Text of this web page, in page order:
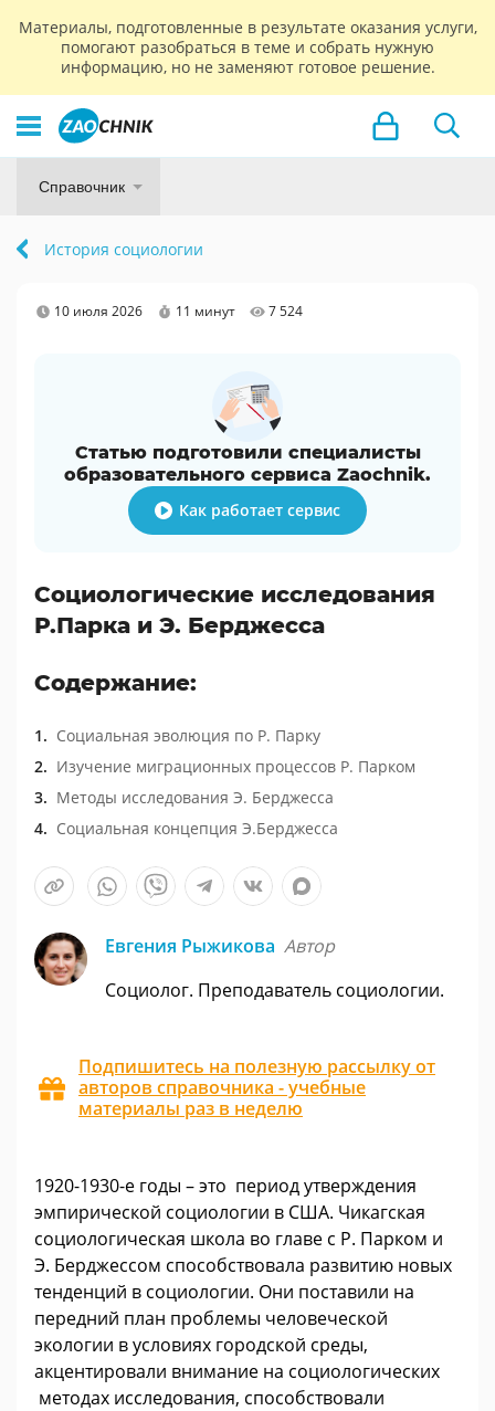
Материалы, подготовленные в результате оказания услуги,
помогают разобраться в теме и собрать нужную
информацию, но не заменяют готовое решение.
Справочник
История социологии
10 июля 2026 11 минут 7 524
Статью подготовили специалисты
образовательного сервиса Zaochnik.
Как работает сервис
Социологические исследования
Р.Парка и Э. Берджесса
Содержание:
Социальная эволюция по Р. Парку
Изучение миграционных процессов Р. Парком
Методы исследования Э. Берджесса
Социальная концепция Э.Берджесса
Евгения Рыжикова Автор
Социолог. Преподаватель социологии.
Подпишитесь на полезную рассылку от
авторов справочника - учебные
материалы раз в неделю
1920-1930-е годы – это период утверждения
эмпирической социологии в США. Чикагская
социологическая школа во главе с Р. Парком и
Э. Берджессом способствовала развитию новых
тенденций в социологии. Они поставили на
передний план проблемы человеческой
экологии в условиях городской среды,
акцентировали внимание на социологических
методах исследования, способствовали